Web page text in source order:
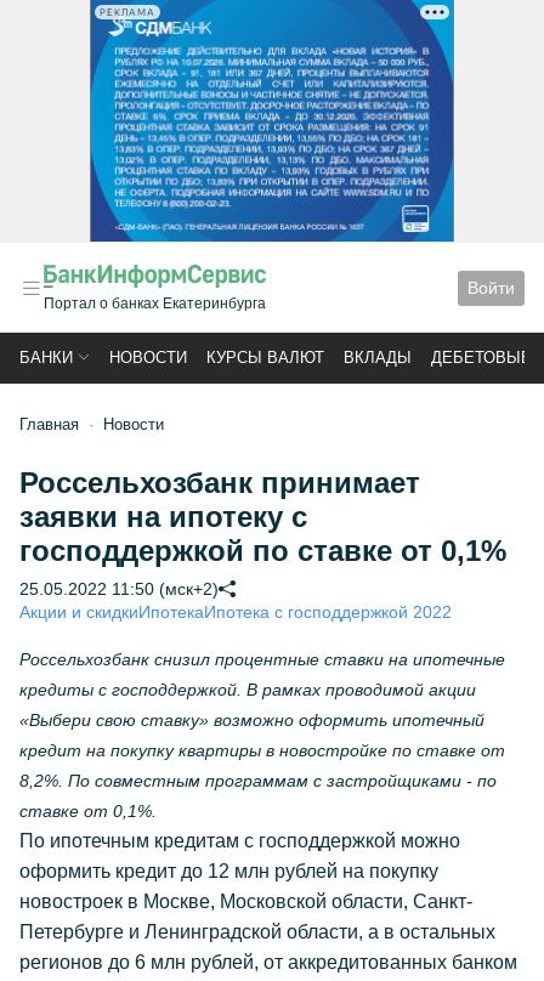
РЕКЛАМА
Портал о банках Екатеринбурга
Войти
БАНКИ НОВОСТИ КУРСЫ ВАЛЮТ ВКЛАДЫ ДЕБЕТОВЫЕ
Главная Новости
Россельхозбанк принимает
заявки на ипотеку с
господдержкой по ставке от 0,1%
25.05.2022 11:50 (мск+2)
Акции и скидкиИпотекаИпотека с господдержкой 2022
Россельхозбанк снизил процентные ставки на ипотечные
кредиты с господдержкой. В рамках проводимой акции
«Выбери свою ставку» возможно оформить ипотечный
кредит на покупку квартиры в новостройке по ставке от
8,2%. По совместным программам с застройщиками - по
ставке от 0,1%.
По ипотечным кредитам с господдержкой можно
оформить кредит до 12 млн рублей на покупку
новостроек в Москве, Московской области, Санкт-
Петербурге и Ленинградской области, а в остальных
регионов до 6 млн рублей, от аккредитованных банком